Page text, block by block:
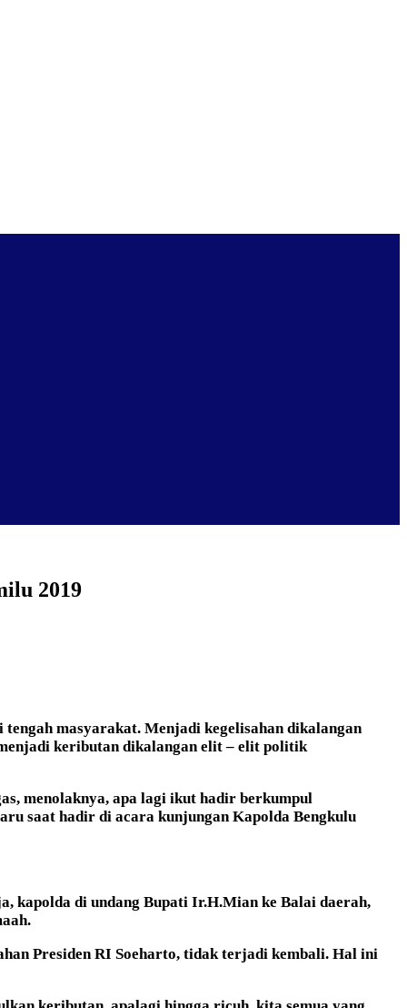
2019
masyarakat. Menjadi kegelisahan dikalangan
keributan dikalangan elit – elit politik
menolaknya, apa lagi ikut hadir berkumpul
saat hadir di acara kunjungan Kapolda Bengkulu
kapolda di undang Bupati Ir.H.Mian ke Balai daerah,
Presiden RI Soeharto, tidak terjadi kembali. Hal ini